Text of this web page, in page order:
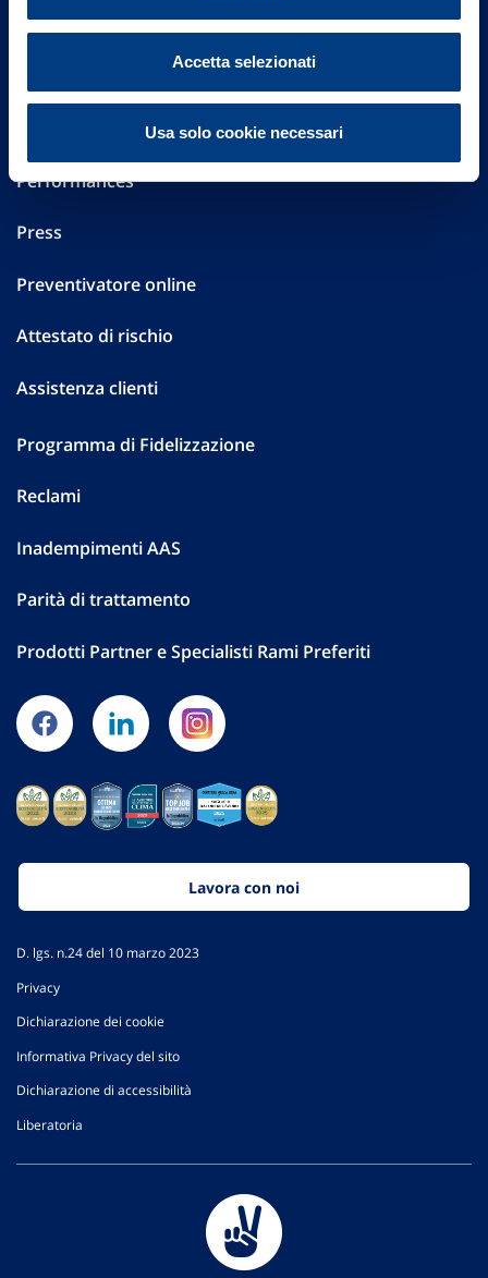
Accetta selezionati
Usa solo cookie necessari
Investor Relations
Performances
Press
Preventivatore online
Attestato di rischio
Assistenza clienti
Programma di Fidelizzazione
Reclami
Inadempimenti AAS
Parità di trattamento
Prodotti Partner e Specialisti Rami Preferiti
Lavora con noi
D. lgs. n.24 del 10 marzo 2023
Privacy
Dichiarazione dei cookie
Informativa Privacy del sito
Dichiarazione di accessibilità
Liberatoria